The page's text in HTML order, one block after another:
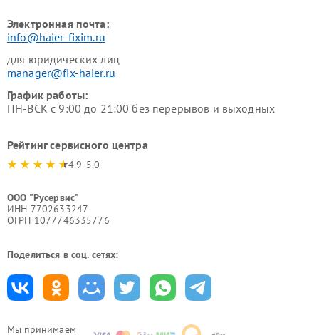
Мы принимаем
Электронная почта:
info@haier-fixim.ru
для юридических лиц
manager@fix-haier.ru
График работы:
ПН-ВСК с 9:00 до 21:00 без перерывов и выходных
Рейтинг сервисного центра
4.9-5.0
ООО "Русервис"
ИНН 7702633247
ОГРН 1077746335776
Поделиться в соц. сетях: